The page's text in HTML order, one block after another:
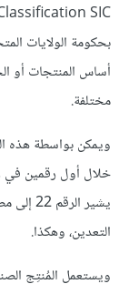
بحكومة الولايات
أساس المنتجات أو
مختلفة.
ويمكن بواسطة هذه
خلال أول رقمين في
التعدين، وهكذا.
ويستعمل المُنتِج